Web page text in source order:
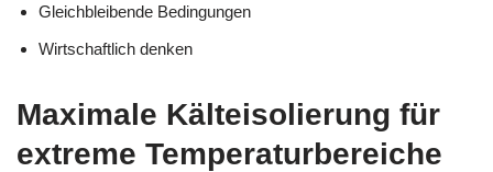
Gleichbleibende Bedingungen
Wirtschaftlich denken
Maximale Kälteisolierung für
extreme Temperaturbereiche